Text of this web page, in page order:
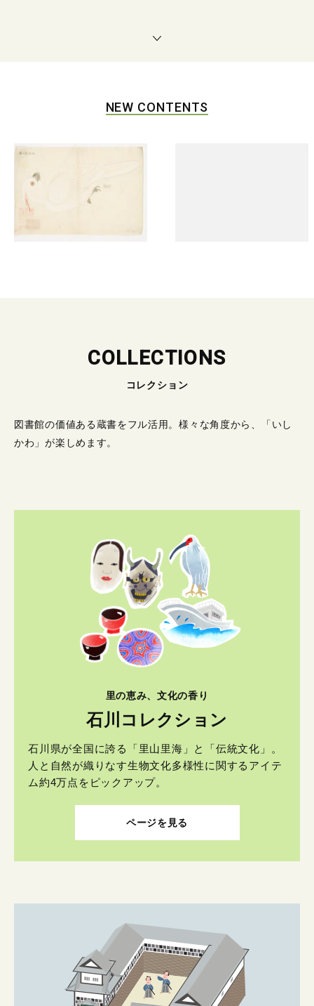
NEW CONTENTS
COLLECTIONS
コレクション
図書館の価値ある蔵書をフル活用。様々な角度から、「いし
かわ」が楽しめます。
里の恵み、文化の香り
石川コレクション
石川県が全国に誇る「里山里海」と「伝統文化」。
人と自然が織りなす生物文化多様性に関するアイテ
ム約4万点をピックアップ。
ページを見る